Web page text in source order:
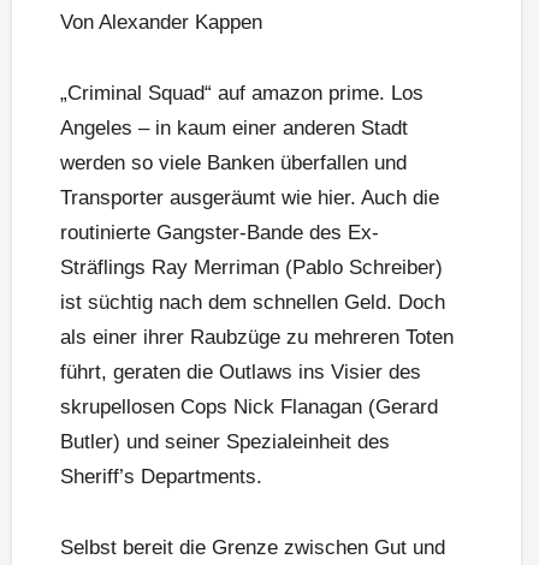
Von Alexander Kappen
„Criminal Squad“ auf amazon prime. Los
Angeles – in kaum einer anderen Stadt
werden so viele Banken überfallen und
Transporter ausgeräumt wie hier. Auch die
routinierte Gangster-Bande des Ex-
Sträflings Ray Merriman (Pablo Schreiber)
ist süchtig nach dem schnellen Geld. Doch
als einer ihrer Raubzüge zu mehreren Toten
führt, geraten die Outlaws ins Visier des
skrupellosen Cops Nick Flanagan (Gerard
Butler) und seiner Spezialeinheit des
Sheriff’s Departments.
Selbst bereit die Grenze zwischen Gut und